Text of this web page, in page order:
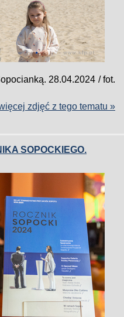
28.04.2024 / fot.
zdjęć z tego tematu »
SOPOCKIEGO.